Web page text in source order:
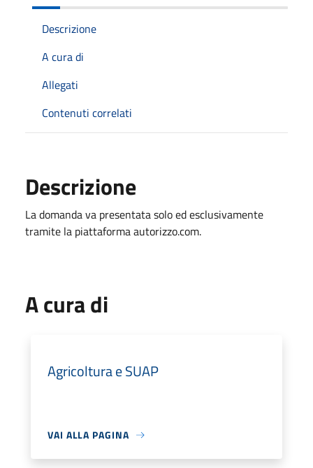
Descrizione
A cura di
Allegati
Contenuti correlati
Descrizione
La domanda va presentata solo ed esclusivamente
tramite la piattaforma autorizzo.com.
A cura di
Agricoltura e SUAP
VAI ALLA PAGINA